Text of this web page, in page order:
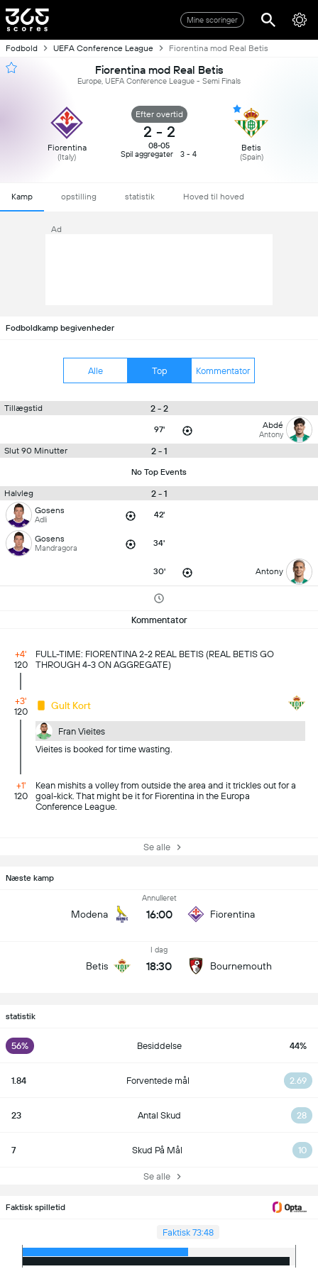
Mine scoringer
Fodbold UEFA Conference League Fiorentina mod Real Betis
Fiorentina mod Real Betis
Europe, UEFA Conference League - Semi Finals
Fiorentina
(Italy)
Efter overtid
2 - 2
08-05
Spil aggregater
3 - 4
Betis
(Spain)
Kamp opstilling statistik Hoved til hoved
Ad
Fodboldkamp begivenheder
Alle Top Kommentator
Tillægstid 2 - 2
97' Abdé
Antony
Slut 90 Minutter 2 - 1
No Top Events
Halvleg 2 - 1
Gosens
Adli 42'
Gosens
Mandragora 34'
30' Antony
Kommentator
+4'
120
FULL-TIME: FIORENTINA 2-2 REAL BETIS (REAL BETIS GO
THROUGH 4-3 ON AGGREGATE)
+3'
120
Gult Kort
Fran Vieites
Vieites is booked for time wasting.
+1'
120
Kean mishits a volley from outside the area and it trickles out for a
goal-kick. That might be it for Fiorentina in the Europa
Conference League.
Se alle
Næste kamp
Modena
Annulleret
16:00 Fiorentina
Betis
I dag
18:30 Bournemouth
statistik
56% Besiddelse 44%
1.84 Forventede mål 2.69
23 Antal Skud 28
7 Skud På Mål 10
Se alle
Faktisk spilletid
Faktisk 73:48